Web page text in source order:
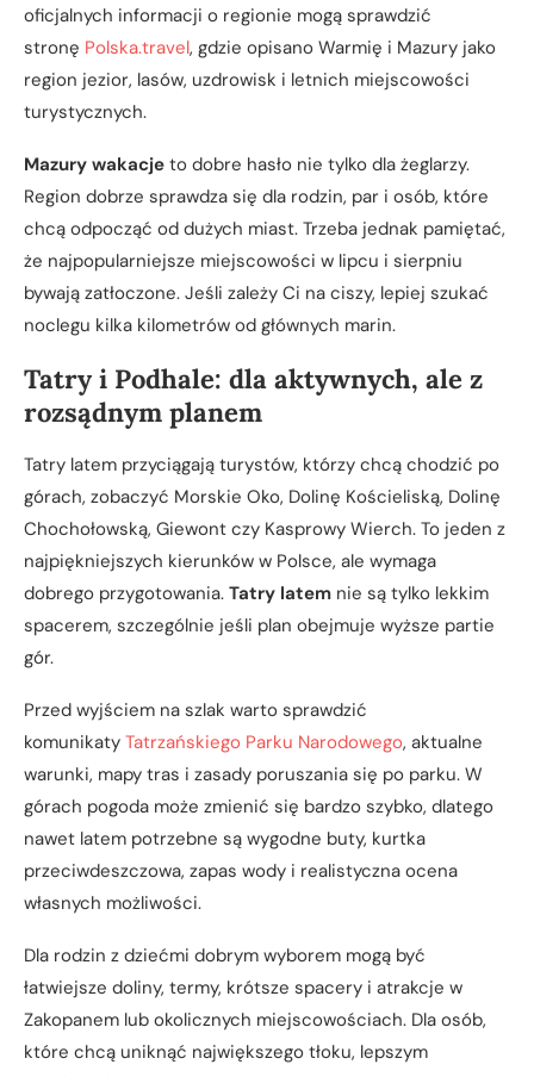
oficjalnych informacji o regionie mogą sprawdzić
stronę Polska.travel, gdzie opisano Warmię i Mazury jako
region jezior, lasów, uzdrowisk i letnich miejscowości
turystycznych.
Mazury wakacje to dobre hasło nie tylko dla żeglarzy.
Region dobrze sprawdza się dla rodzin, par i osób, które
chcą odpocząć od dużych miast. Trzeba jednak pamiętać,
że najpopularniejsze miejscowości w lipcu i sierpniu
bywają zatłoczone. Jeśli zależy Ci na ciszy, lepiej szukać
noclegu kilka kilometrów od głównych marin.
Tatry i Podhale: dla aktywnych, ale z
rozsądnym planem
Tatry latem przyciągają turystów, którzy chcą chodzić po
górach, zobaczyć Morskie Oko, Dolinę Kościeliską, Dolinę
Chochołowską, Giewont czy Kasprowy Wierch. To jeden z
najpiękniejszych kierunków w Polsce, ale wymaga
dobrego przygotowania. Tatry latem nie są tylko lekkim
spacerem, szczególnie jeśli plan obejmuje wyższe partie
gór.
Przed wyjściem na szlak warto sprawdzić
komunikaty Tatrzańskiego Parku Narodowego, aktualne
warunki, mapy tras i zasady poruszania się po parku. W
górach pogoda może zmienić się bardzo szybko, dlatego
nawet latem potrzebne są wygodne buty, kurtka
przeciwdeszczowa, zapas wody i realistyczna ocena
własnych możliwości.
Dla rodzin z dziećmi dobrym wyborem mogą być
łatwiejsze doliny, termy, krótsze spacery i atrakcje w
Zakopanem lub okolicznych miejscowościach. Dla osób,
które chcą uniknąć największego tłoku, lepszym